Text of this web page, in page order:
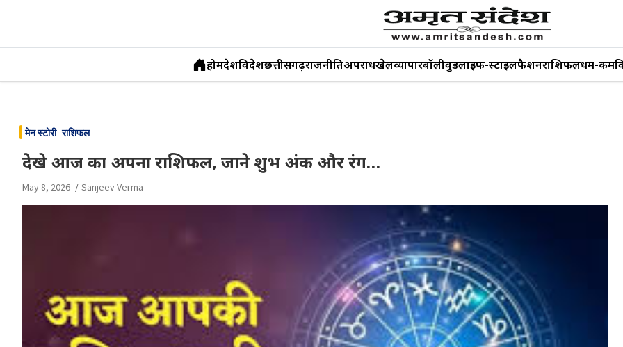
content
होमदेशविदेशछत्तीसगढ़राजनीतिअपराधखेलव्यापारबॉलीवुडलाइफ-स्टाइलफैशनराशिफलधर्म-कर्म
मेन स्टोरी राशिफल
देखे आज का अपना राशिफल, जाने शुभ अंक और रंग…
May 8, 2026 Sanjeev Verma